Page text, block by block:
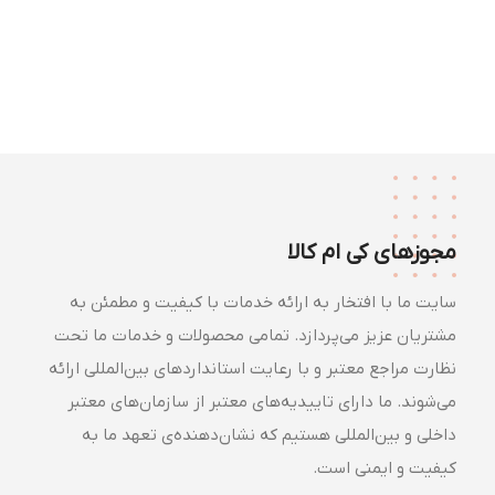
مجوزهای کی ام کالا
سایت ما با افتخار به ارائه خدمات با کیفیت و مطمئن به
مشتریان عزیز می‌پردازد. تمامی محصولات و خدمات ما تحت
نظارت مراجع معتبر و با رعایت استانداردهای بین‌المللی ارائه
می‌شوند. ما دارای تاییدیه‌های معتبر از سازمان‌های معتبر
داخلی و بین‌المللی هستیم که نشان‌دهنده‌ی تعهد ما به
کیفیت و ایمنی است.